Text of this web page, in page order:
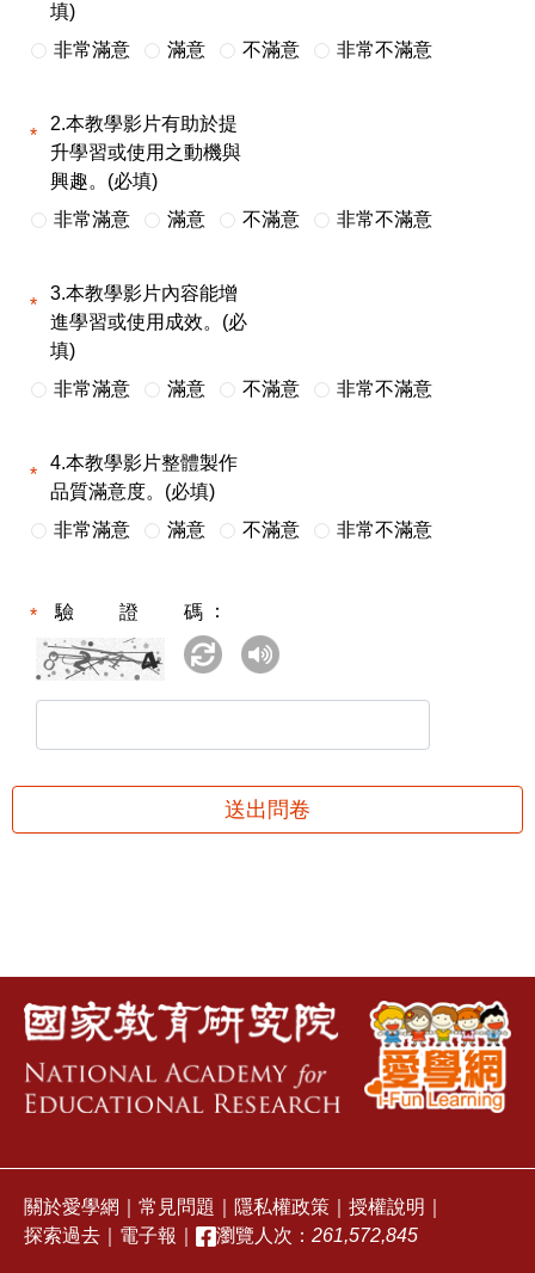
填)
非常滿意
滿意 不滿意 非常不滿意
2.本教學影片有助於提
升學習或使用之動機與
興趣。(必填)
非常滿意
滿意 不滿意 非常不滿意
3.本教學影片內容能增
進學習或使用成效。(必
填)
非常滿意
滿意 不滿意 非常不滿意
4.本教學影片整體製作
品質滿意度。(必填)
非常滿意
滿意 不滿意 非常不滿意
驗證碼
送出問卷
關於愛學網 常見問題 隱私權政策 授權說明
探索過去
電子報 瀏覽人次： 261,572,845